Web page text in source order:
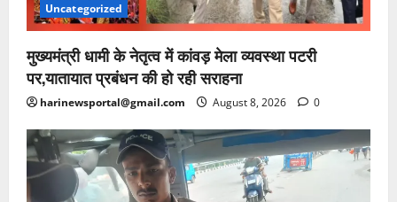
Uncategorized
मुख्यमंत्री धामी के नेतृत्व में कांवड़ मेला व्यवस्था पटरी
पर,यातायात प्रबंधन की हो रही सराहना
harinewsportal@gmail.com August 8, 2026 0